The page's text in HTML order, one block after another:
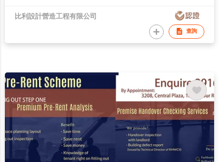
比利設計營造工程有限公司
查詢